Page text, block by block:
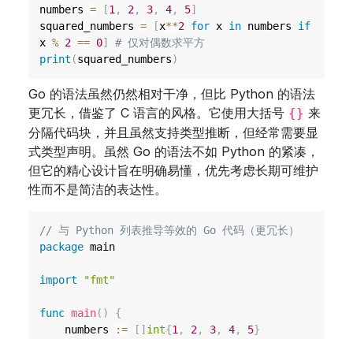
numbers = [1 , 2, 3, 4, 5]
squared_numbers = [x**2 for x in numbers if
x % 2 == 0]
# 仅对偶数求平方
print (squared_numbers)
Go 的语法虽然仍然相对干净，但比 Python 的语法
更冗长，借鉴了 C 语言的风格。它使用大括号 {} 来
分隔代码块，并且虽然支持类型推断，但经常需要显
式类型声明。虽然 Go 的语法不如 Python 的紧凑，
但它的精心设计旨在明确易懂，优先考虑长期可维护
性而不是简洁的表达性。
// 与 Python 列表推导等效的 Go 代码（更冗长）
package main
import "fmt"
func main( )
{
	numbers
:= [ ] int{1 , 2, 3, 4, 5}